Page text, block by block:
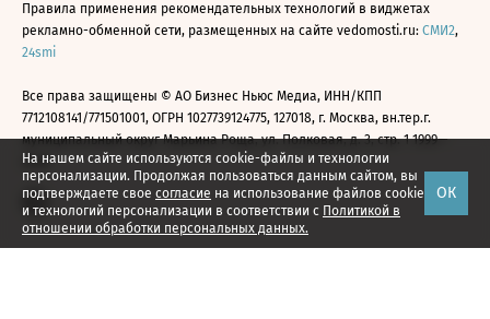
На нашем сайте используются cookie-файлы и технологии
персонализации. Продолжая пользоваться данным сайтом, вы
подтверждаете свое согласие на использование файлов cookie
и технологий персонализации в соответствии с Политикой в
отношении обработки персональных данных.
ОК
Правила применения рекомендательных технологий в виджетах
рекламно-обменной сети, размещенных на сайте vedomosti.ru: СМИ2,
24smi
Все права защищены © АО Бизнес Ньюс Медиа, ИНН/КПП
7712108141/771501001, ОГРН 1027739124775, 127018, г. Москва, вн.тер.г.
муниципальный округ Марьина Роща, ул. Полковая, д. 3, стр. 1 1999—
2026